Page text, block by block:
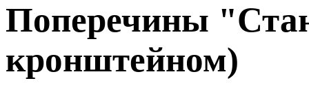
Поперечины
кронштейном)